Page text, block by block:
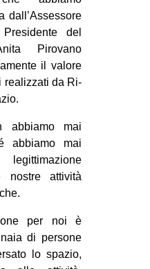
dall’Assessore
del
Pirovano
il valore
realizzati da Ri-
abbiamo mai
abbiamo mai
nostre attività
per noi è
di persone
lo spazio,